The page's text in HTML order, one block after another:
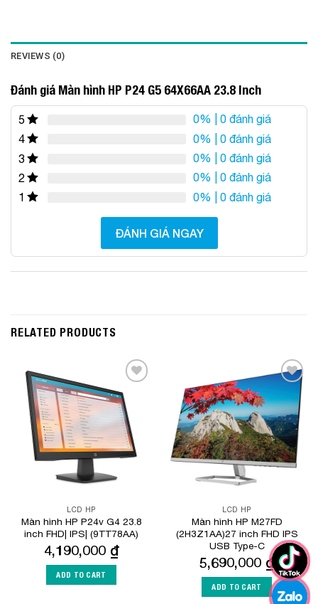
REVIEWS (0)
Đánh giá Màn hình HP P24 G5 64X66AA 23.8 Inch
5 0% | 0 đánh giá
4
0% | 0 đánh giá
3
0% | 0 đánh giá
2
0% | 0 đánh giá
1
0% | 0 đánh giá
ĐÁNH GIÁ NGAY
RELATED PRODUCTS
Add to
Wishlist
LCD HP
Màn hình HP P24v G4 23.8
inch FHD| IPS| (9TT78AA)
4,190,000 ₫
ADD TO CART
Wishlist
LCD HP
Màn hình HP M27FD
(2H3Z1AA)27 inch FHD IPS
USB Type-C
5,690,000 ₫
ADD TO CART